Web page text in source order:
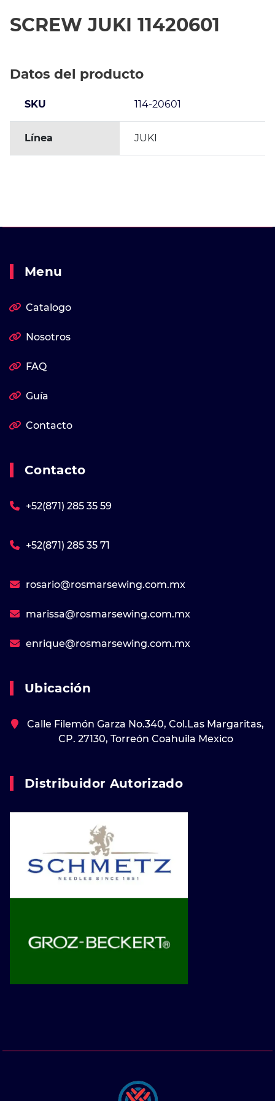
SCREW JUKI 11420601
Datos del producto
SKU 114-20601
Línea JUKI
Menu
Catalogo
Nosotros
FAQ
Guía
Contacto
Contacto
+52(871) 285 35 59
+52(871) 285 35 71
rosario@rosmarsewing.com.mx
marissa@rosmarsewing.com.mx
enrique@rosmarsewing.com.mx
Ubicación
Calle Filemón Garza No.340, Col.Las Margaritas,
CP. 27130, Torreón Coahuila Mexico
Distribuidor Autorizado